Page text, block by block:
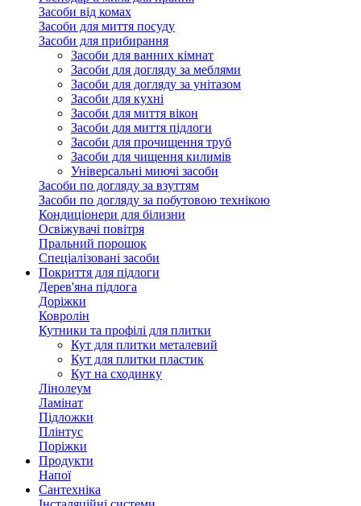
Засоби від комах
Засоби для миття посуду
Засоби для прибирання
Засоби для ванних кімнат
Засоби для догляду за меблями
Засоби для догляду за унітазом
Засоби для кухні
Засоби для миття вікон
Засоби для миття підлоги
Засоби для прочищення труб
Засоби для чищення килимів
Універсальні миючі засоби
Засоби по догляду за взуттям
Засоби по догляду за побутовою технікою
Кондиціонери для білизни
Освіжувачі повітря
Пральний порошок
Спеціалізовані засоби
Покриття для підлоги
Дерев'яна підлога
Доріжки
Ковролін
Кутники та профілі для плитки
Кут для плитки металевий
Кут для плитки пластик
Кут на сходинку
Лінолеум
Ламінат
Підложки
Плінтус
Поріжки
Продукти
Напої
Сантехніка